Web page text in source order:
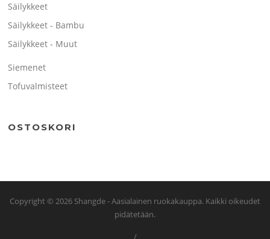
Säilykkeet
Säilykkeet - Bambu
Säilykkeet - Muut
Siemenet
Tofuvalmisteet
OSTOSKORI
Copyright © 2026 Shangde - Aasialainen ruokakauppa. Kaikki oikeudet
pidätetään.
/